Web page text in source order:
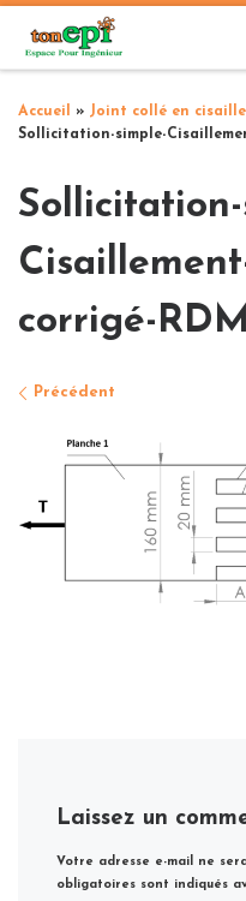
Passer au contenu
Accueil » Joint collé en
Sollicitation-simple-
corrigé-RDM
Navigation
Précédent
Laissez un
Votre adresse e-mail ne
obligatoires sont indiqués